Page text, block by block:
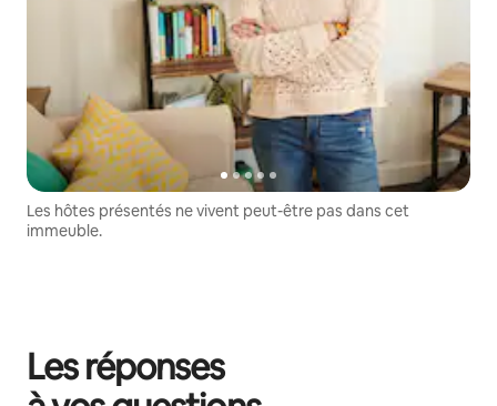
Les hôtes présentés ne vivent peut-être pas dans cet
immeuble.
Les réponses